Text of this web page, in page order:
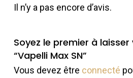
Il n’y a pas encore d’avis.
Soyez le premier à
“Vapelli Max SN”
Vous devez être connecté